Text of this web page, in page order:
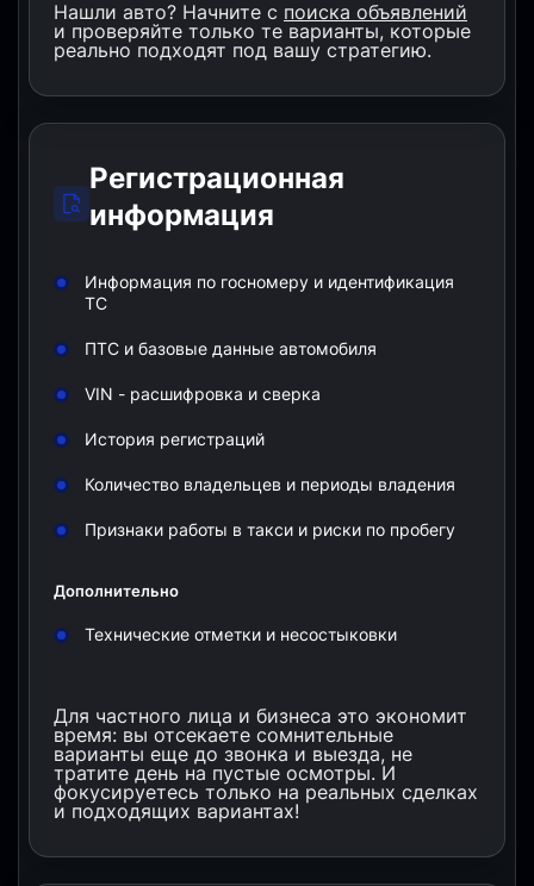
Регистрационная
информация
Информация по госномеру и идентификация
ТС
ПТС и базовые данные автомобиля
VIN - расшифровка и сверка
История регистраций
Количество владельцев и периоды владения
Признаки работы в такси и риски по пробегу
Дополнительно
Технические отметки и несостыковки
Для частного лица и бизнеса это экономит
время: вы отсекаете сомнительные
варианты еще до звонка и выезда, не
тратите день на пустые осмотры. И
фокусируетесь только на реальных сделках
и подходящих вариантах!
Нашли авто? Начните с поиска объявлений
и проверяйте только те варианты, которые
реально подходят под вашу стратегию.